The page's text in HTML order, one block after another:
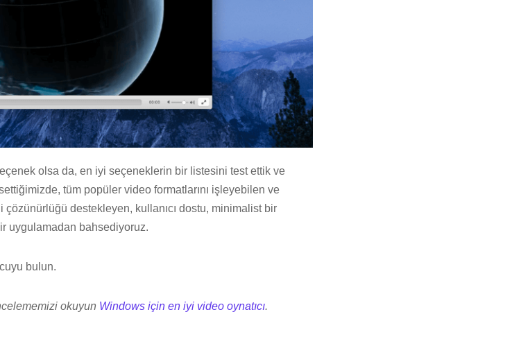
olsa da, en iyi seçeneklerin bir listesini test ettik ve
tüm popüler video formatlarını işleyebilen ve
destekleyen, kullanıcı dostu, minimalist bir
uygulamadan bahsediyoruz.
bulun.
okuyun Windows için en iyi video oynatıcı.